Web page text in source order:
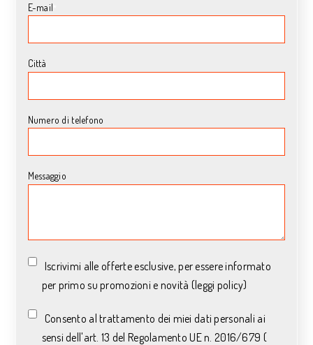
E-mail
Città
Numero di telefono
Messaggio
Iscrivimi alle offerte esclusive, per essere informato
per primo su promozioni e novità (leggi policy)
Consento al trattamento dei miei dati personali ai
sensi dell'art. 13 del Regolamento UE n. 2016/679 (